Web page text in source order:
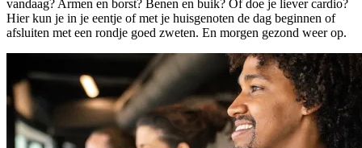
vandaag? Armen en borst? Benen en buik? Of doe je liever cardio?
Hier kun je in je eentje of met je huisgenoten de dag beginnen of
afsluiten met een rondje goed zweten. En morgen gezond weer op.